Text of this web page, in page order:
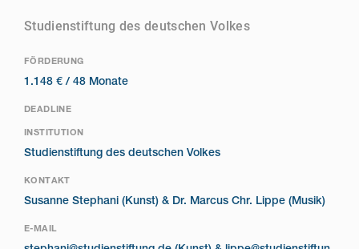
Studienstiftung des deutschen Volkes
FÖRDERUNG
1.148 € / 48 Monate
DEADLINE
INSTITUTION
Studienstiftung des deutschen Volkes
KONTAKT
Susanne Stephani (Kunst) & Dr. Marcus Chr. Lippe (Musik)
E-MAIL